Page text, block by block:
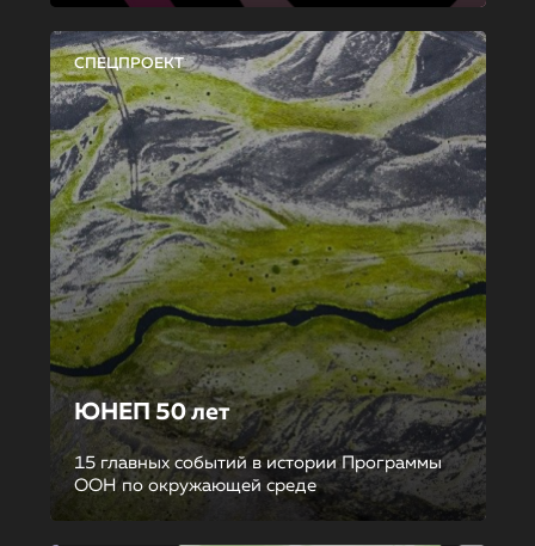
СПЕЦПРОЕКТ
ЮНЕП 50 лет
15 главных событий в истории Программы
ООН по окружающей среде